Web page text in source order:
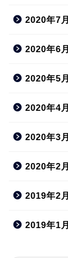
2020年7月
2020年6月
2020年5月
2020年4月
2020年3月
2020年2月
2019年2月
2019年1月